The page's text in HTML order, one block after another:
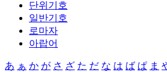
단위기호
일반기호
로마자
아랍어
あ ぁ か が さ ざ た だ な は ば ぱ ま